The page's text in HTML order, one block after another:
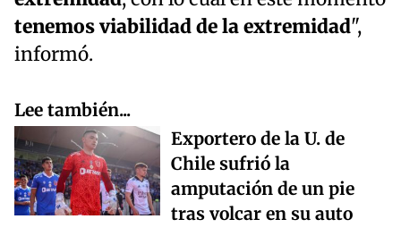
tenemos viabilidad de la extremidad",
informó.
Lee también...
Exportero de la U. de
Chile sufrió la
amputación de un pie
tras volcar en su auto